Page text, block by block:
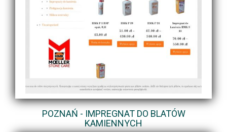
POZNAŃ - IMPREGNAT DO BLATÓW
KAMIENNYCH